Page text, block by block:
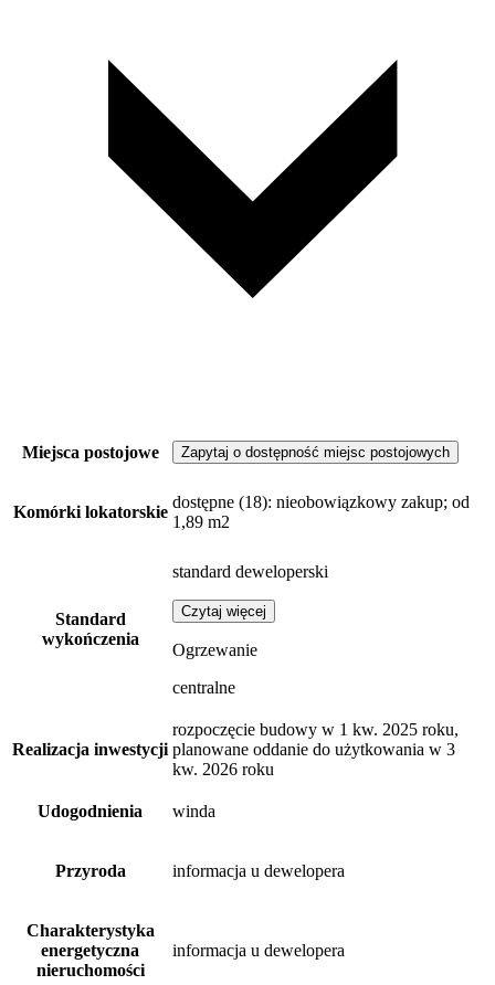
Miejsca postojowe Zapytaj o dostępność miejsc postojowych
Komórki lokatorskie
dostępne (18): nieobowiązkowy zakup; od
1,89 m2
Standard
wykończenia
standard deweloperski
Czytaj więcej
Ogrzewanie
centralne
Realizacja inwestycji
rozpoczęcie budowy w 1 kw. 2025 roku,
planowane oddanie do użytkowania w 3
kw. 2026 roku
Udogodnienia winda
Przyroda informacja u dewelopera
Charakterystyka
energetyczna
nieruchomości
informacja u dewelopera